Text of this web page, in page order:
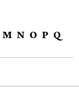
M N O P Q